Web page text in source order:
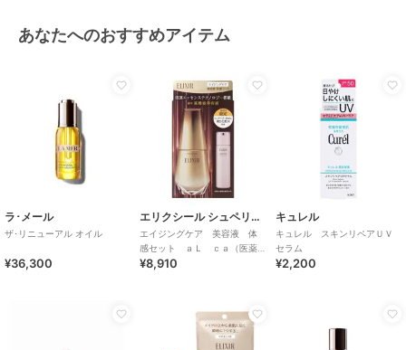
あなたへのおすすめアイテム
ラ･メール
ザ･リニューアル オイル
¥36,300
エリクシール シュペリエル
エイジングケア 美容液 体
感セット ａＬ ｃａ（医薬
部外品）
¥8,910
キュレル
キュレル スキンリペアＵＶ
セラム
¥2,200